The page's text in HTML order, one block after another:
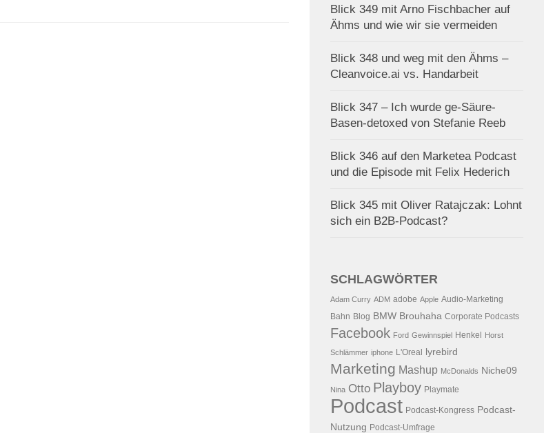
Blick 349 mit Arno Fischbacher auf
Ähms und wie wir sie vermeiden
Blick 348 und weg mit den Ähms –
Cleanvoice.ai vs. Handarbeit
Blick 347 – Ich wurde ge-Säure-
Basen-detoxed von Stefanie Reeb
Blick 346 auf den Marketea Podcast
und die Episode mit Felix Hederich
Blick 345 mit Oliver Ratajczak: Lohnt
sich ein B2B-Podcast?
SCHLAGWÖRTER
Adam Curry ADM adobe Apple Audio-Marketing
Bahn Blog BMW Brouhaha Corporate Podcasts
Facebook Ford Gewinnspiel Henkel Horst
Schlämmer iphone L'Oreal lyrebird
Marketing Mashup McDonalds Niche09
Nina Otto Playboy Playmate
Podcast Podcast-Kongress Podcast-
Nutzung Podcast-Umfrage